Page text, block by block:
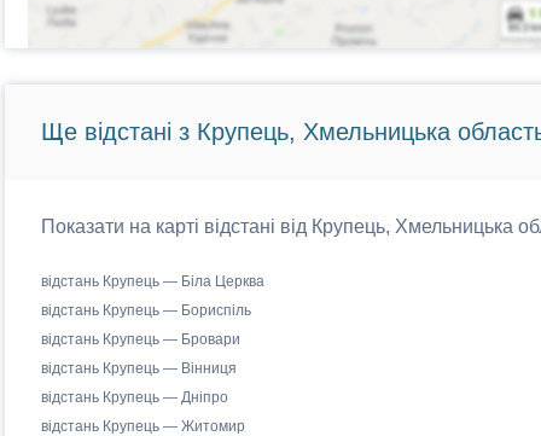
Ще відстані з Крупець, Хмельницька
Показати на карті відстані від Крупець, Хмельницька
відстань Крупець — Біла Церква
відстань Крупець — Бориспіль
відстань Крупець — Бровари
відстань Крупець — Вінниця
відстань Крупець — Дніпро
відстань Крупець — Житомир